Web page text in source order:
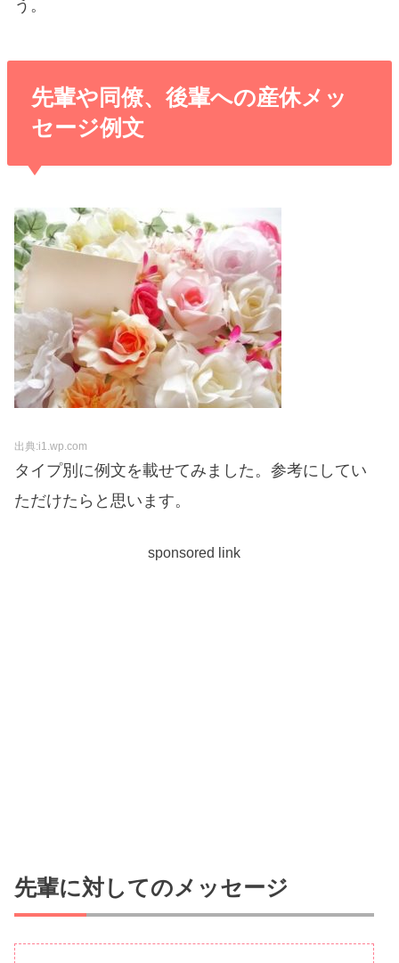
う。
先輩や同僚、後輩への産休メッ
セージ例文
出典:i1.wp.com
タイプ別に例文を載せてみました。参考にしてい
ただけたらと思います。
sponsored link
先輩に対してのメッセージ